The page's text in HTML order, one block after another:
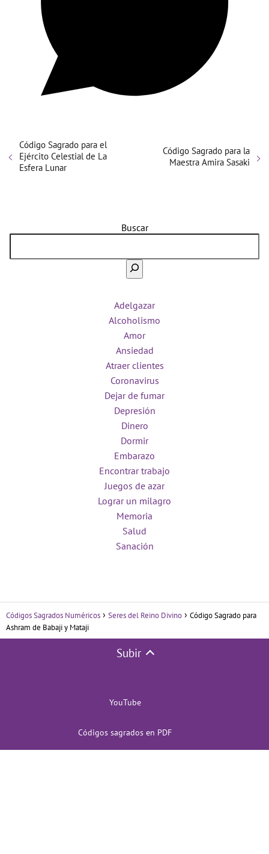
Código Sagrado para el
Ejército Celestial de La
Esfera Lunar
Código Sagrado para la
Maestra Amira Sasaki
Buscar
Adelgazar
Alcoholismo
Amor
Ansiedad
Atraer clientes
Coronavirus
Dejar de fumar
Depresión
Dinero
Dormir
Embarazo
Encontrar trabajo
Juegos de azar
Lograr un milagro
Memoria
Salud
Sanación
Códigos Sagrados Numéricos Seres del Reino Divino
Código Sagrado para
Ashram de Babaji y Mataji
Subir
YouTube
Códigos sagrados en PDF